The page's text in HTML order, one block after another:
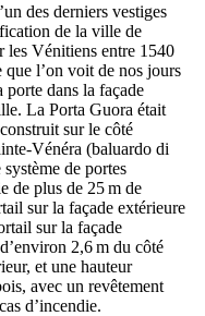
des derniers vestiges
de la ville de
les Vénitiens entre 1540
que l’on voit de nos jours
porte dans la façade
La Porta Guora était
sur le côté
Vénéra (baluardo di
système de portes
de plus de 25 m de
sur la façade extérieure
sur la façade
2,6 m du côté
et une hauteur
avec un revêtement
d’incendie.